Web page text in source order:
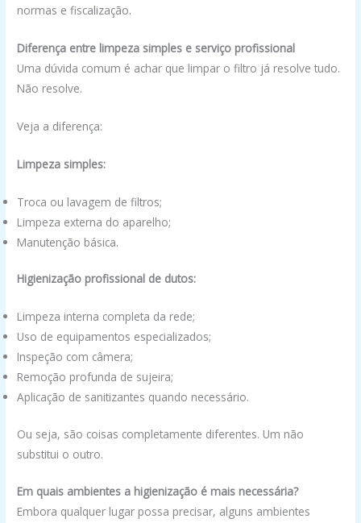
normas e fiscalização.
Diferença entre limpeza simples e serviço profissional
Uma dúvida comum é achar que limpar o filtro já resolve tudo.
Não resolve.
Veja a diferença:
Limpeza simples:
Troca ou lavagem de filtros;
Limpeza externa do aparelho;
Manutenção básica.
Higienização profissional de dutos:
Limpeza interna completa da rede;
Uso de equipamentos especializados;
Inspeção com câmera;
Remoção profunda de sujeira;
Aplicação de sanitizantes quando necessário.
Ou seja, são coisas completamente diferentes. Um não
substitui o outro.
Em quais ambientes a higienização é mais necessária?
Embora qualquer lugar possa precisar, alguns ambientes